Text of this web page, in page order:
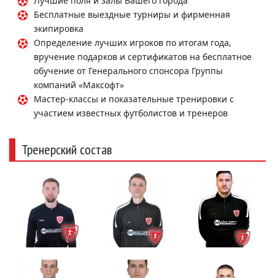
Бесплатные выездные турниры и фирменная
экипировка
Определение лучших игроков по итогам года,
вручение подарков и сертификатов на бесплатное
обучение от Генерального спонсора Группы
компаний «Максофт»
Мастер-классы и показательные тренировки с
участием известных футболистов и тренеров
Тренерский состав